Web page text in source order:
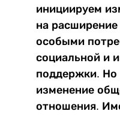
инициируем
на
особыми
социальной и
поддержки. Но
изменение
отношения.